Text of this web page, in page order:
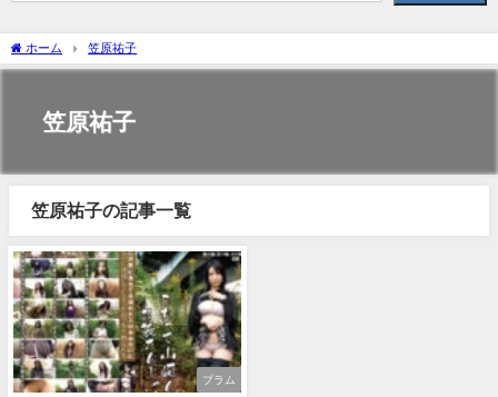
ホーム 笠原祐子
笠原祐子
笠原祐子の記事一覧
プラム